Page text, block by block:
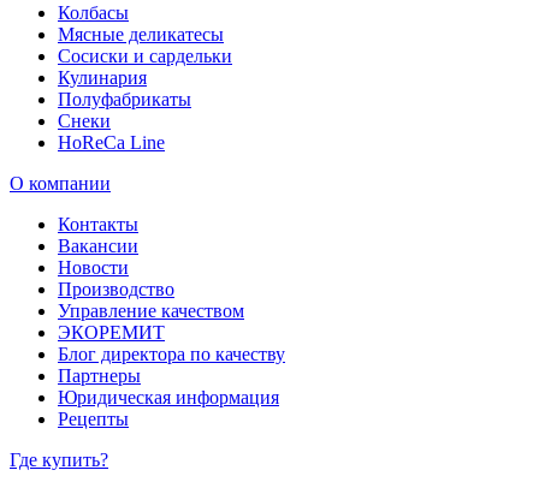
Колбасы
Мясные деликатесы
Сосиски и сардельки
Кулинария
Полуфабрикаты
Снеки
HoReCa Line
О компании
Контакты
Вакансии
Новости
Производство
Управление качеством
ЭКОРЕМИТ
Блог директора по качеству
Партнеры
Юридическая информация
Рецепты
Где купить?